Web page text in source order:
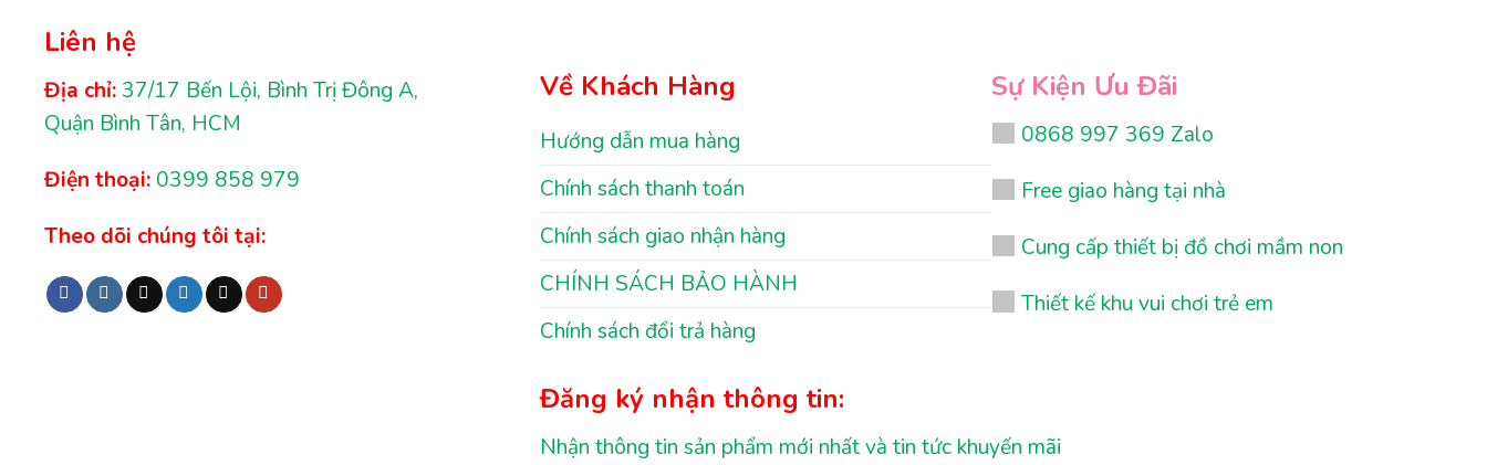
Liên hệ
Địa chỉ: 37/17 Bến Lội, Bình Trị Đông A,
Quận Bình Tân, HCM
Điện thoại: 0399 858 979
Theo dõi chúng tôi tại:
Về Khách Hàng
Hướng dẫn mua hàng
Chính sách thanh toán
Chính sách giao nhận hàng
CHÍNH SÁCH BẢO HÀNH
Chính sách đổi trả hàng
Sự Kiện Ưu Đãi
0868 997 369 Zalo
Free giao hàng tại nhà
Cung cấp thiết bị đồ chơi mầm non
Thiết kế khu vui chơi trẻ em
Đăng ký nhận thông tin:
Nhận thông tin sản phẩm mới nhất và tin tức khuyến mãi